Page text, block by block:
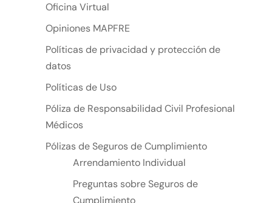
Oficina Virtual
Opiniones MAPFRE
Políticas de privacidad y protección de
datos
Políticas de Uso
Póliza de Responsabilidad Civil Profesional
Médicos
Pólizas de Seguros de Cumplimiento
Arrendamiento Individual
Preguntas sobre Seguros de
Cumplimiento